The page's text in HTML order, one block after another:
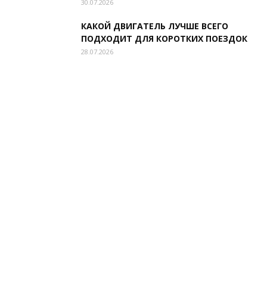
30.07.2026
КАКОЙ ДВИГАТЕЛЬ ЛУЧШЕ ВСЕГО
ПОДХОДИТ ДЛЯ КОРОТКИХ ПОЕЗДОК
28.07.2026